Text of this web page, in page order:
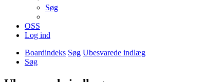
Søg
OSS
Log ind
Boardindeks Søg Ubesvarede indlæg
Søg